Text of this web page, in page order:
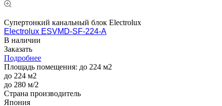
Супертонкий канальный блок Electrolux
Electrolux ESVMD-SF-224-А
В наличии
Заказать
Подробнее
Площадь помещения: до 224 м2
до 224 м2
до 280 м/2
Страна производитель
Япония